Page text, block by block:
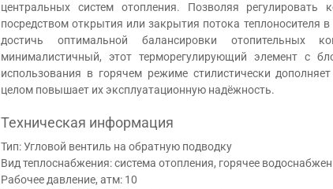
центральных систем отопления. Позволяя регулировать
посредством открытия или закрытия потока теплоносителя
достичь оптимальной балансировки отопительных
минималистичный, этот терморегулирующий элемент с
использования в горячем режиме стилистически
целом повышает их эксплуатационную надёжность.
Техническая информация
Тип: Угловой вентиль на обратную подводку
Вид теплоснабжения: система отопления, горячее
Рабочее давление, атм: 10